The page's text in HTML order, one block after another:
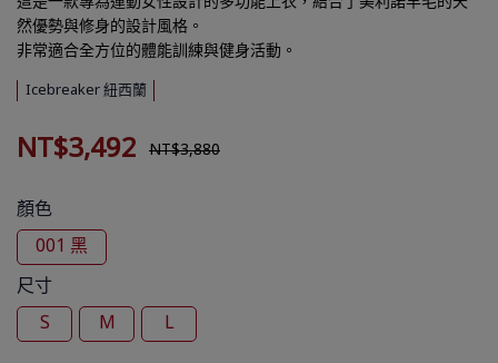
然優勢與修身的設計風格。
非常適合全方位的體能訓練與健身活動。
Icebreaker 紐西蘭
NT$3,492 NT$3,880
顏色
001 黑
尺寸
S
M L